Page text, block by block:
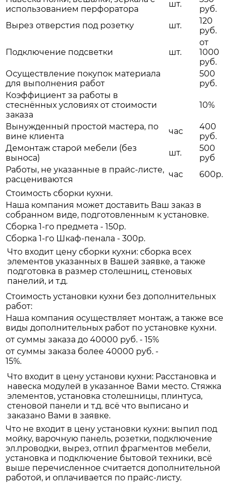
использованием перфоратора
шт.
руб.
Вырез отверстия под розетку
шт.
120
руб.
Подключение подсветки шт.
от
1000
руб.
Осуществление покупок материала
для выполнения работ
500
руб.
Коэффициент за работы в
стеснённых условиях от стоимости
заказа
10%
Вынужденный простой мастера, по
вине клиента
час
400
руб.
Демонтаж старой мебели (без
выноса)
шт.
500
руб
Работы, не указанные в прайс-листе,
расцениваются
час
600р.
Стоимость сборки кухни.
Наша компания может доставить Ваш заказ в
собранном виде, подготовленным к установке.
Сборка 1-го предмета - 150р.
Сборка 1-го Шкаф-пенала - 300р.
Что входит цену сборки кухни: сборка всех
элементов указанных в Вашей заявке, а также
подготовка в размер столешниц, стеновых
панелий, и т.д.
Стоимость установки кухни без дополнительных
работ:
Наша компания осуществляет монтаж, а также все
виды дополнительных работ по установке кухни.
от суммы заказа до 40000 руб. - 15%
от суммы заказа более 40000 руб. -
15%.
Что входит в цену установи кухни: Расстановка и
навеска модулей в указанное Вами место. Стяжка
элементов, установка столешницы, плинтуса,
стеновой панели и т.д. всё что выписано и
заказано Вами в заявке.
Что не входит в цену установки кухни: выпил под
мойку, варочную панель, розетки, подключение
эл.проводки, вырез, отпил фрагментов мебели,
установка и подключение бытовой техники, всё
выше перечисленное считается дополнительной
работой, и оплачивается по прайс-листу.